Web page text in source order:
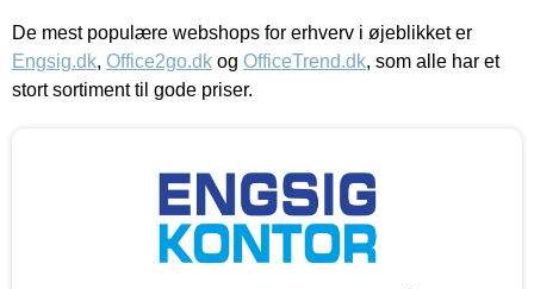
De mest populære webshops for erhverv i øjeblikket er
Engsig.dk, Office2go.dk og OfficeTrend.dk, som alle har et
stort sortiment til gode priser.